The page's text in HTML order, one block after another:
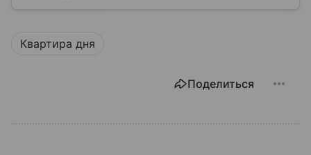
Квартира дня
Поделиться